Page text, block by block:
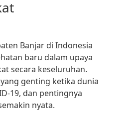
Banjar di Indonesia
baru dalam upaya
secara keseluruhan.
genting ketika dunia
19, dan pentingnya
nyata.